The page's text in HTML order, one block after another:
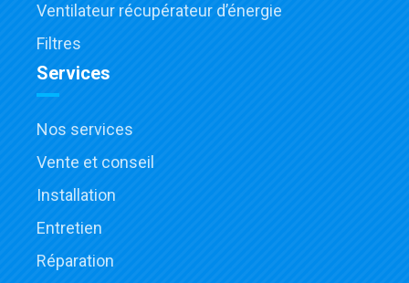
Ventilateur récupérateur d’énergie
Filtres
Services
Nos services
Vente et conseil
Installation
Entretien
Réparation